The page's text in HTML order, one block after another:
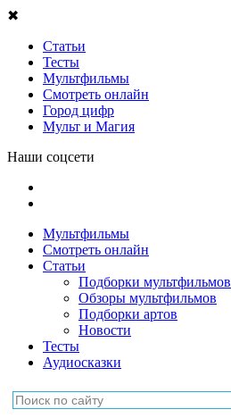
✖
Статьи
Тесты
Мультфильмы
Смотреть онлайн
Город цифр
Мульт и Магия
Наши соцсети
Мультфильмы
Смотреть онлайн
Статьи
Подборки мультфильмов
Обзоры мультфильмов
Подборки артов
Новости
Тесты
Аудиосказки